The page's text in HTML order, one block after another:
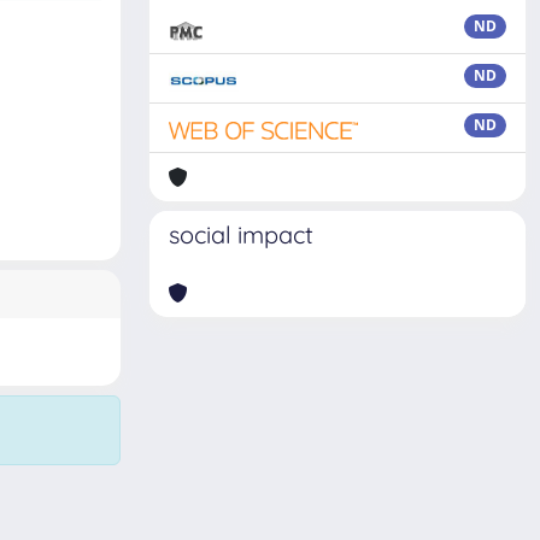
ND
ND
ND
social impact